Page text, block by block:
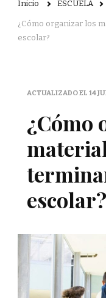
Inicio ESCUELA
¿Cómo organizar los
escolar?
ACTUALIZADO EL 14
¿Cómo
escolar?